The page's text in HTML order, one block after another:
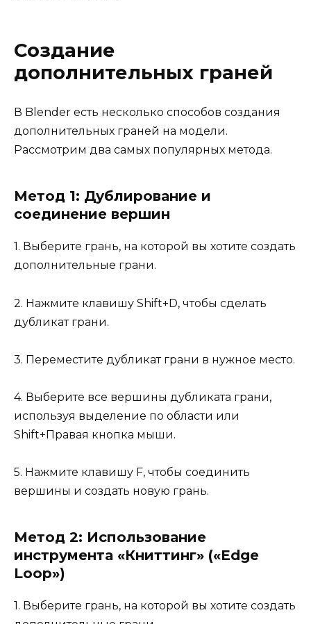
Создание
дополнительных граней
В Blender есть несколько способов создания
дополнительных граней на модели.
Рассмотрим два самых популярных метода.
Метод 1: Дублирование и
соединение вершин
1. Выберите грань, на которой вы хотите создать
дополнительные грани.
2. Нажмите клавишу Shift+D, чтобы сделать
дубликат грани.
3. Переместите дубликат грани в нужное место.
4. Выберите все вершины дубликата грани,
используя выделение по области или
Shift+Правая кнопка мыши.
5. Нажмите клавишу F, чтобы соединить
вершины и создать новую грань.
Метод 2: Использование
инструмента «Книттинг» («Edge
Loop»)
1. Выберите грань, на которой вы хотите создать